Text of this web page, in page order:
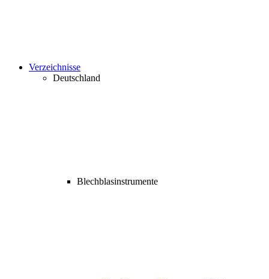
Verzeichnisse
Deutschland
Blechblasinstrumente